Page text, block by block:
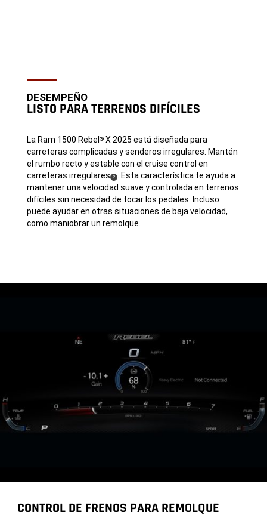
DESEMPEÑO
LISTO PARA TERRENOS DIFÍCILES
La Ram 1500 Rebel® X 2025 está diseñada para
carreteras complicadas y senderos irregulares. Mantén
el rumbo recto y estable con el cruise control en
carreteras irregulares (
Disclosure
2) . Esta característica te ayuda a
mantener una velocidad suave y controlada en terrenos
difíciles sin necesidad de tocar los pedales. Incluso
puede ayudar en otras situaciones de baja velocidad,
como maniobrar un remolque.
CONTROL DE FRENOS PARA REMOLQUE